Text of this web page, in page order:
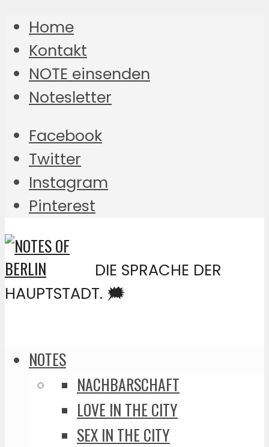
Home
Kontakt
NOTE einsenden
Notesletter
Facebook
Twitter
Instagram
Pinterest
DIE SPRACHE DER
HAUPTSTADT. 🗯️
NOTES
NACHBARSCHAFT
LOVE IN THE CITY
SEX IN THE CITY